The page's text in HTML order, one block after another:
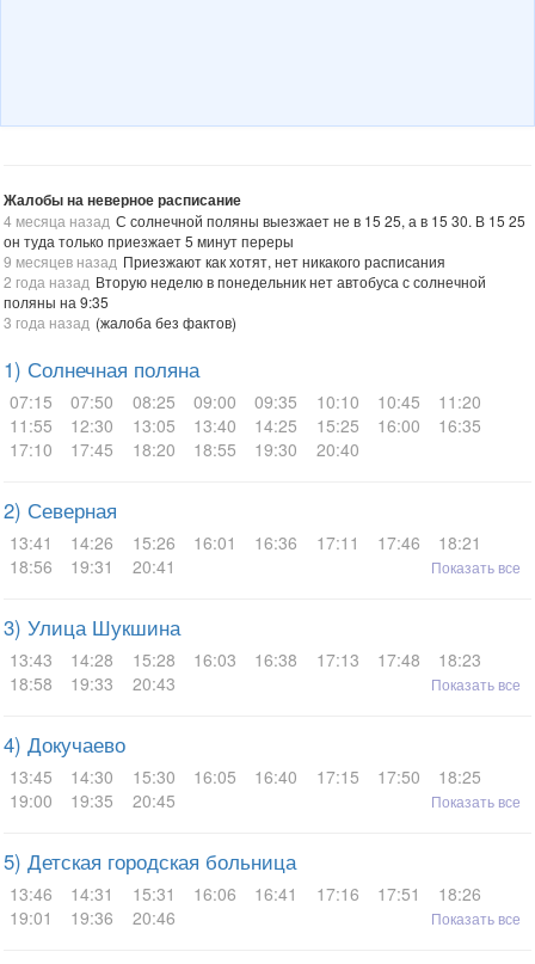
Жалобы на неверное расписание
4 месяца назад С солнечной поляны выезжает не в 15 25, а в 15 30. В 15 25
он туда только приезжает 5 минут переры
9 месяцев назад Приезжают как хотят, нет никакого расписания
2 года назад Вторую неделю в понедельник нет автобуса с солнечной
поляны на 9:35
3 года назад (жалоба без фактов)
1) Солнечная поляна
07:15 07:50 08:25 09:00 09:35 10:10 10:45
11:20
11:55
12:30 13:05 13:40 14:25 15:25 16:00
16:35
17:10
17:45 18:20 18:55 19:30 20:40
2) Северная
13:41 14:26 15:26 16:01 16:36 17:11 17:46
18:21
18:56
19:31 20:41 Показать все
3) Улица Шукшина
13:43 14:28 15:28 16:03 16:38 17:13 17:48
18:23
18:58
19:33 20:43 Показать все
4) Докучаево
13:45 14:30 15:30 16:05 16:40 17:15 17:50
18:25
19:00
19:35 20:45 Показать все
5) Детская городская больница
13:46 14:31 15:31 16:06 16:41 17:16 17:51
18:26
19:01
19:36 20:46 Показать все